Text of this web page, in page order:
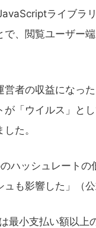
ライブラ
、閲覧ユーザー
者の収益になっ
「ウイルス」と
た。
ハッシュレート
も影響した」（
最小支払い額以